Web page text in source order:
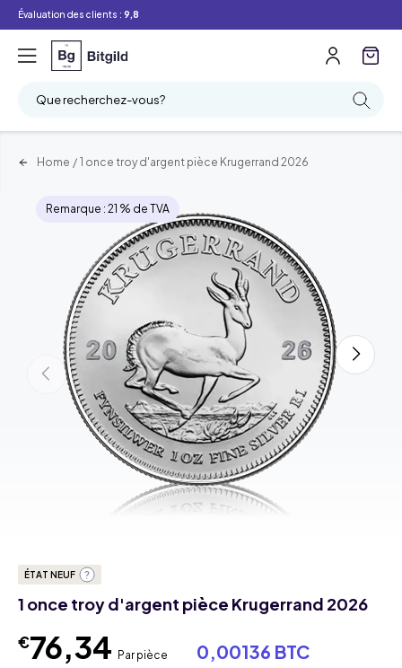
Évaluation des clients : 9,8
Que recherchez-vous?
Home / 1 once troy d'argent pièce Krugerrand 2026
Remarque : 21 % de TVA
ÉTAT NEUF
1 once troy d'argent pièce Krugerrand 2026
€76,34 Par pièce 0,00136 BTC